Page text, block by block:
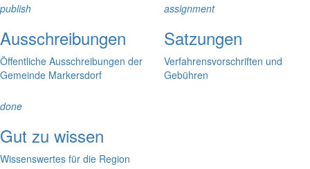
publish
Ausschreibungen
Öffentliche Ausschreibungen der
Gemeinde Markersdorf
assignment
Satzungen
Verfahrensvorschriften und
Gebühren
done
Gut zu wissen
Wissenswertes für die Region